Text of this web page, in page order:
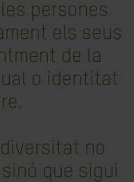
persones
els seus
de la
o identitat
no
que sigui